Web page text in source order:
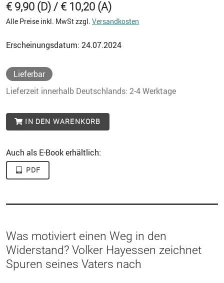
€ 9,90 (D) / € 10,20 (A)
Alle Preise inkl. MwSt zzgl. Versandkosten
Erscheinungsdatum: 24.07.2024
Lieferbar
Lieferzeit innerhalb Deutschlands: 2-4 Werktage
IN DEN WARENKORB
Auch als E-Book erhältlich:
PDF
Was motiviert einen Weg in den
Widerstand? Volker Hayessen zeichnet
Spuren seines Vaters nach